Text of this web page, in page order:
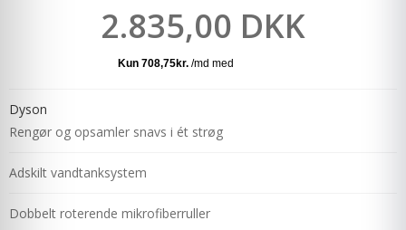
2.835,00 DKK
Dyson
Rengør og opsamler snavs i ét strøg
Adskilt vandtanksystem
Dobbelt roterende mikrofiberruller